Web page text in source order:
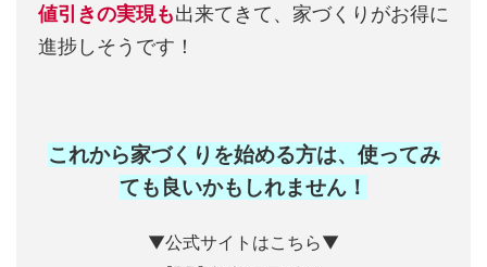
値引きの実現も出来てきて、家づくりがお得に
進捗しそうです！
これから家づくりを始める方は、使ってみ
ても良いかもしれません ！
▼公式サイトはこちら▼